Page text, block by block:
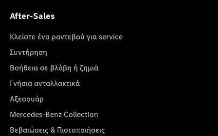
After-Sales
Κλείστε ένα ραντεβού για service
Συντήρηση
Βοήθεια σε βλάβη ή ζημιά
Γνήσια ανταλλακτικά
Αξεσουάρ
Mercedes-Benz Collection
Βεβαιώσεις & Πιστοποιήσεις